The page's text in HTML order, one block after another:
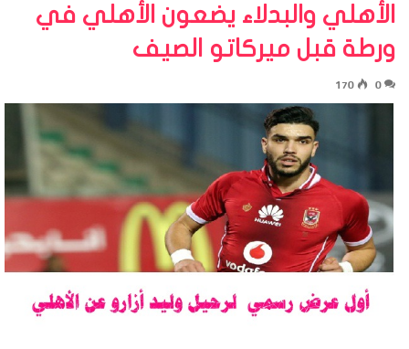
الأهلي والبدلاء يضعون الأهلي في
ورطة قبل ميركاتو الصيف
0
170